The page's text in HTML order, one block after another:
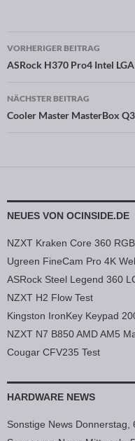
VORHERIGER BEITRAG
ASRock H370 Pro4 Intel
NÄCHSTER BEITRAG
Cooler Master MasterBox
NEUES VON OCINSIDE.DE
NZXT Kraken Core 360
Ugreen FineCam Pro 4K
ASRock Steel Legend 360
NZXT H2 Flow Test
Kingston IronKey Keypad
NZXT N7 B850 AMD AM5
Cougar CFV235 Test
HARDWARE NEWS
Sonstige News Donnerstag,